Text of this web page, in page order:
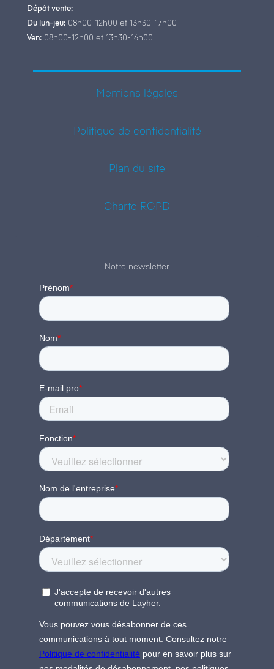
Dépôt vente:
Du lun-jeu: 08h00-12h00 et 13h30-17h00
Ven: 08h00-12h00 et 13h30-16h00
Mentions légales
Politique de confidentialité
Plan du site
Charte RGPD
Notre newsletter